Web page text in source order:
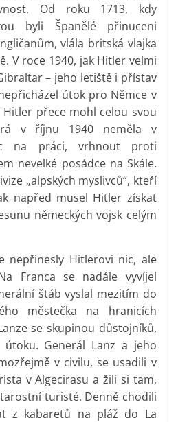
Od roku 1713, kdy
byli Španělé přinuceni
vlála britská vlajka
V roce 1940, jak Hitler velmi
– jeho letiště i přístav
útok pro Němce v
Hitler přece mohl celou svou
v říjnu 1940 neměla v
na práci, vrhnout proti
nevelké posádce na Skále.
„alpských myslivců“, kteří
napřed musel Hitler získat
německých vojsk celým
nepřinesly Hitlerovi nic, ale
Franca se nadále vyvíjel
štáb vyslal mezitím do
městečka na hranicích
se skupinou důstojníků,
Generál Lanz a jeho
v civilu, se usadili v
v Algecirasu a žili si tam,
turisté. Denně chodili
z kabaretů na pláž do La